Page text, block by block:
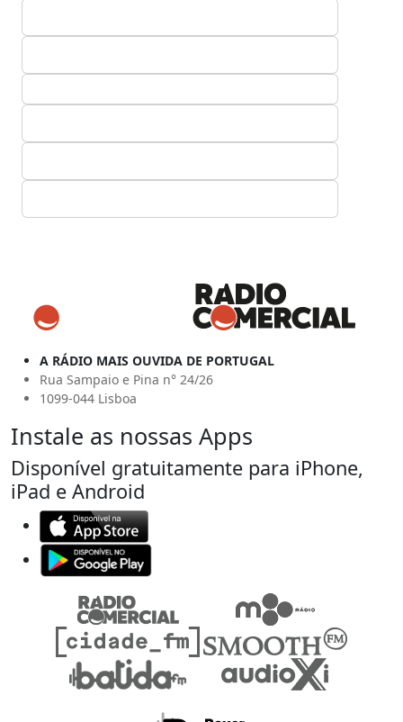
A RÁDIO MAIS OUVIDA DE PORTUGAL
Rua Sampaio e Pina n° 24/26
1099-044 Lisboa
Instale as nossas Apps
Disponível gratuitamente para iPhone,
iPad e Android